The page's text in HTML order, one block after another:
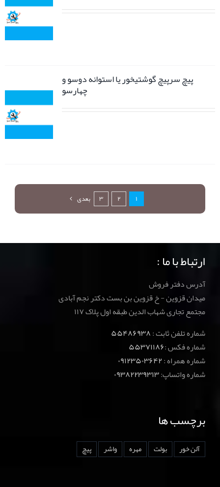
پیچ سرپیچ گوشتیخور یا استوانه دوسو و
چهارسو
۱ ۲ ۳ بعدی
ارتباط با ما :
آدرس دفتر فروش
میدان قزوین - خ قزوین بن بست دکتر نجم آبادی
مجتمع تجاری شهاب الدین طبقه اول پلاک ۱۱۷
شماره تلفن ثابت :۵۵۴۸۶۹۳۸
شماره فکس :۵۵۳۷۱۱۸۶
شماره همراه :۰۹۱۲۳۵۰۳۶۴۲
شماره واتساپ:۰۹۳۸۲۲۳۹۳۱۳
برچسب ها
آلن خور بولت مهره واشر پیچ